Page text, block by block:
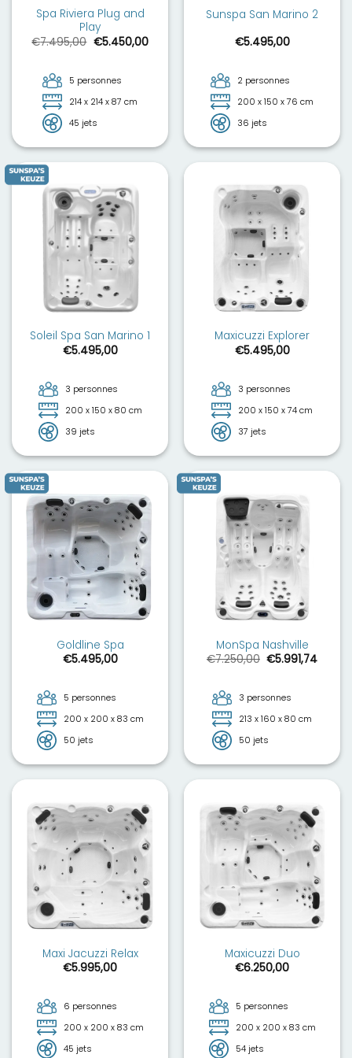
Spa Riviera Plug and
Play
€7.495,00 Le
€7.495,00.
€5.450,00Le
5 personnes
214 x 214 x 87 cm
45 jets
Sunspa San Marino 2
€5.495,00
2 personnes
200 x 150 x 76 cm
36 jets
Soleil Spa San Marino 1
€5.495,00
3 personnes
200 x 150 x 80 cm
39 jets
Maxicuzzi Explorer
€5.495,00
3 personnes
200 x 150 x 74 cm
37 jets
Goldline Spa
€5.495,00
5 personnes
200 x 200 x 83 cm
50 jets
MonSpa Nashville
€7.250,00 Le
€7.250,00.
€5.991,74Le
3 personnes
213 x 160 x 80 cm
50 jets
Maxi Jacuzzi Relax
€5.995,00
6 personnes
200 x 200 x 83 cm
45 jets
Maxicuzzi Duo
€6.250,00
5 personnes
200 x 200 x 83 cm
54 jets